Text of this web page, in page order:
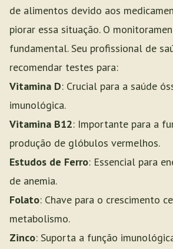
de alimentos devido aos
piorar essa situação. O
fundamental. Seu profissional de
recomendar testes para:
Vitamina D: Crucial para a saúde
imunológica.
Vitamina B12: Importante para a
produção de glóbulos vermelhos.
Estudos de Ferro: Essencial para
de anemia.
Folato: Chave para o crescimento
metabolismo.
Zinco: Suporta a função